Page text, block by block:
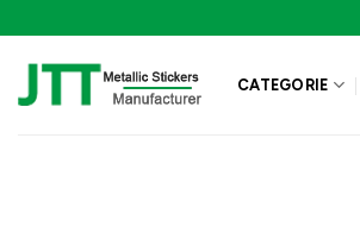
ai
contenuti
CATEGORIE